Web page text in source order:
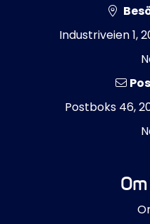
Industriveien 1,
Postboks 46,